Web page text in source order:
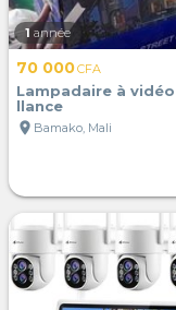
1 année
70 000CFA
Lampadaire à
llance
location_on Bamako, Mali